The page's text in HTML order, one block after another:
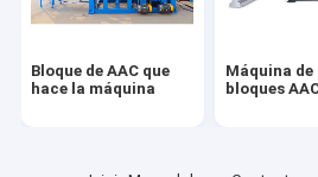
Bloque de AAC que
hace la máquina
Máquina
bloques